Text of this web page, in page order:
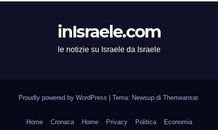
inIsraele.com
le notizie su Israele da Israele
Proudly powered by WordPress Tema: Newsup di Themeansar.
Home Cronaca Home Privacy Politica Economia